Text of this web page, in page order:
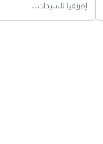
إفريقيا للسيدات،…